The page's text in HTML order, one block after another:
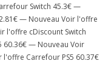
Switch 45.3€ —
— Nouveau Voir l'offre
l'offre cDiscount Switch
60.36€ — Nouveau Voir
l'offre Carrefour PS5 60.37€